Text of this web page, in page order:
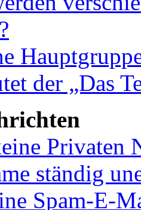
der „Das
Privaten
ständig
Spam-E-